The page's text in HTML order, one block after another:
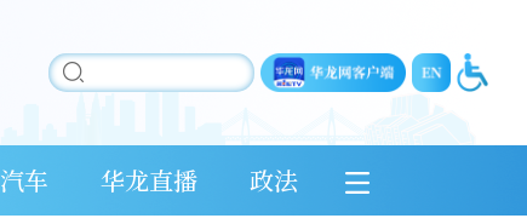
汽车 华龙直播 政法